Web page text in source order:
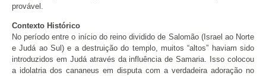
provável.
Contexto Histórico
No período entre o início do reino dividido de Salomão (Israel ao Norte
e Judá ao Sul) e a destruição do templo, muitos “altos” haviam sido
introduzidos em Judá através da influência de Samaria. Isso colocou
a idolatria dos cananeus em disputa com a verdadeira adoração no